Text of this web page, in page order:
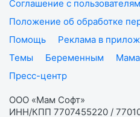
Соглашение с
Положение об обработке
Помощь
Реклама в
Темы
Беременным
Пресс-центр
ООО «Мам Софт»
ИНН/КПП 7707455220 /